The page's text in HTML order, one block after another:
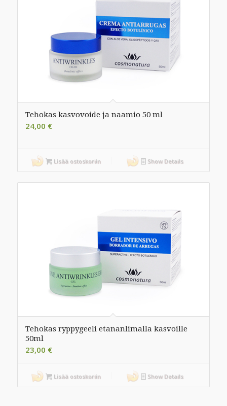
Tehokas kasvovoide ja naamio 50 ml
24,00 €
Lisää ostoskoriin Show Details
Tehokas ryppygeeli etananlimalla kasvoille
50ml
23,00 €
Lisää ostoskoriin Show Details